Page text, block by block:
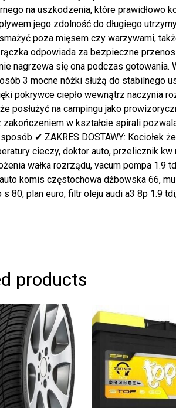
na uszkodzenia, które prawidłowo
jego zdolność do długiego
poza mięsem czy warzywami,
rączka odpowiada za bezpieczne
nagrzewa się ona podczas
3 mocne nóżki służą do stabilnego
pokrywce ciepło wewnątrz naczynia
posłużyć na campingu jako
zakończeniem w kształcie spirali
✔ ZAKRES DOSTAWY: Kociołek
cieczy, doktor auto, przelicznik
wałka rozrządu, vacum pompa 1.9
komis częstochowa dźbowska 66,
s 80, plan euro, filtr oleju audi a3 8p 1.9
products